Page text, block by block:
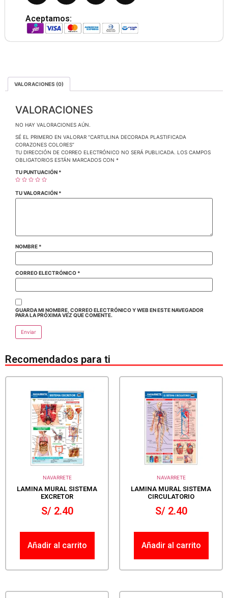
Aceptamos:
VALORACIONES (0)
VALORACIONES
NO HAY VALORACIONES AÚN.
SÉ EL PRIMERO EN VALORAR “CARTULINA DECORADA PLASTIFICADA
CORAZONES COLORES”
TU DIRECCIÓN DE CORREO ELECTRÓNICO NO SERÁ PUBLICADA.
LOS CAMPOS
OBLIGATORIOS ESTÁN MARCADOS CON *
TU PUNTUACIÓN *
TU VALORACIÓN *
NOMBRE *
CORREO ELECTRÓNICO *
GUARDA MI NOMBRE, CORREO ELECTRÓNICO Y WEB EN ESTE NAVEGADOR
PARA LA PRÓXIMA VEZ QUE COMENTE.
Recomendados para ti
NAVARRETE
LAMINA MURAL SISTEMA
EXCRETOR
S/2.40
Añadir al carrito
NAVARRETE
LAMINA MURAL SISTEMA
CIRCULATORIO
S/2.40
Añadir al carrito